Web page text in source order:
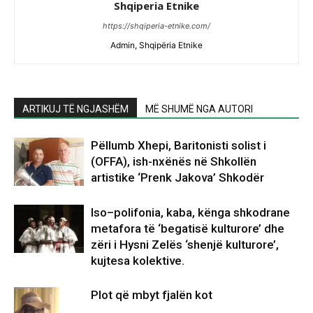
Shqiperia Etnike
https://shqiperia-etnike.com/
Admin, Shqipëria Etnike
ARTIKUJ TË NGJASHËM MË SHUMË NGA AUTORI
Pëllumb Xhepi, Baritonisti solist i
(OFFA), ish-nxënës në Shkollën
artistike ‘Prenk Jakova’ Shkodër
Iso–polifonia, kaba, kënga shkodrane
metafora të ‘begatisë kulturore’ dhe
zëri i Hysni Zelës ‘shenjë kulturore’,
kujtesa kolektive.
Plot që mbyt fjalën kot